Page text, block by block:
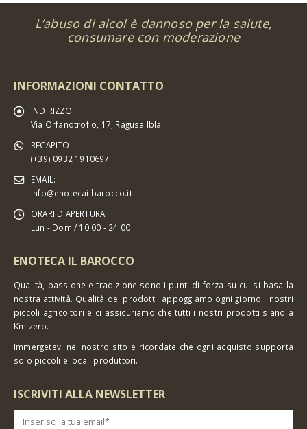
L’abuso di alcol è dannoso per la salute,
consumare con moderazione
INFORMAZIONI CONTATTO
INDIRIZZO:
Via Orfanotrofio, 17, Ragusa Ibla
RECAPITO:
(+39) 0932 1910697
EMAIL:
info@enotecailbarocco.it
ORARI D'APERTURA:
Lun - Dom / 10:00 - 24:00
ENOTECA IL BAROCCO
Qualità, passione e tradizione sono i punti di forza su cui si basa la
nostra attività. Qualità dei prodotti: appoggiamo ogni giorno i nostri
piccoli agricoltori e ci assicuriamo che tutti i nostri prodotti siano a
Km zero.
Immergetevi nel nostro sito e ricordate che ogni acquisto supporta
solo piccoli e locali produttori.
ISCRIVITI ALLA NEWSLETTER